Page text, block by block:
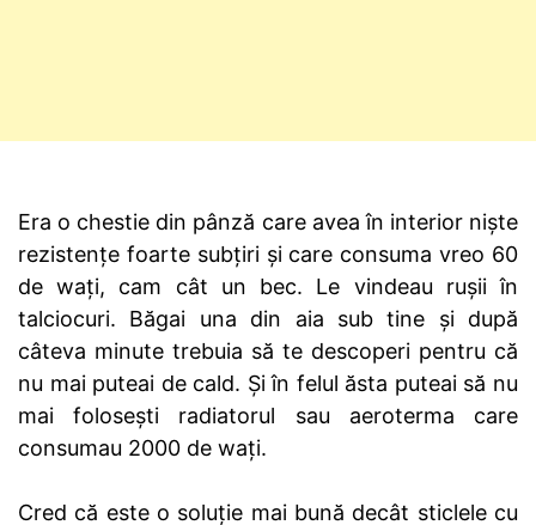
Era o chestie din pânză care avea în interior niște
rezistențe foarte subțiri și care consuma vreo 60
de wați, cam cât un bec. Le vindeau rușii în
talciocuri. Băgai una din aia sub tine și după
câteva minute trebuia să te descoperi pentru că
nu mai puteai de cald. Și în felul ăsta puteai să nu
mai folosești radiatorul sau aeroterma care
consumau 2000 de wați.
Cred că este o soluție mai bună decât sticlele cu